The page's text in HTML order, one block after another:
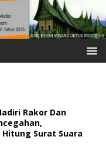
Rakor Dan
Surat Suara